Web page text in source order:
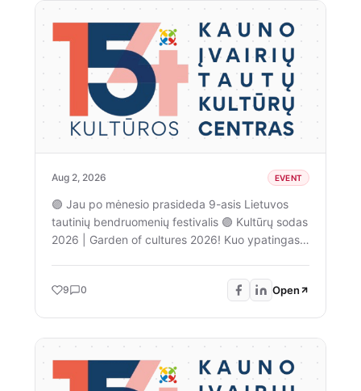
Aug 2, 2026 EVENT
🟣 Jau po mėnesio prasideda 9-asis Lietuvos
tautinių bendruomenių festivalis 🟣 Kultūrų sodas
2026 | Garden of cultures 2026! Kuo ypatingas
paveldą. Tradiciškai festivalio metu laukia
šventiškiausias renginys vyks tradiciškai Istorinė
LR Prezidentūra Kaune / Historical Presidential
9 0 Open